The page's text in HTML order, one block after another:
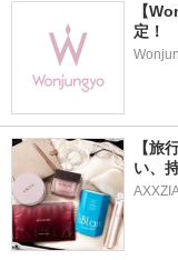
【
定！
【旅
い、